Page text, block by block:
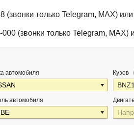
только Telegram, MAX)
(звонки только Telegram, MAX)
автомобиля
автомобиля
Кузов